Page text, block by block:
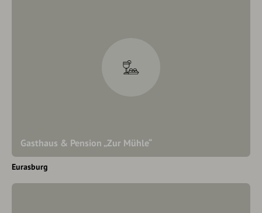
Gasthaus & Pension „Zur Mühle“
Eurasburg